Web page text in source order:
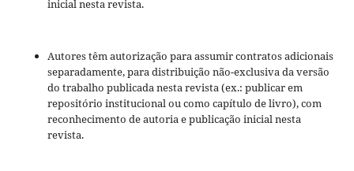
inicial nesta revista.
Autores têm autorização para assumir contratos adicionais
separadamente, para distribuição não-exclusiva da versão
do trabalho publicada nesta revista (ex.: publicar em
repositório institucional ou como capítulo de livro), com
reconhecimento de autoria e publicação inicial nesta
revista.